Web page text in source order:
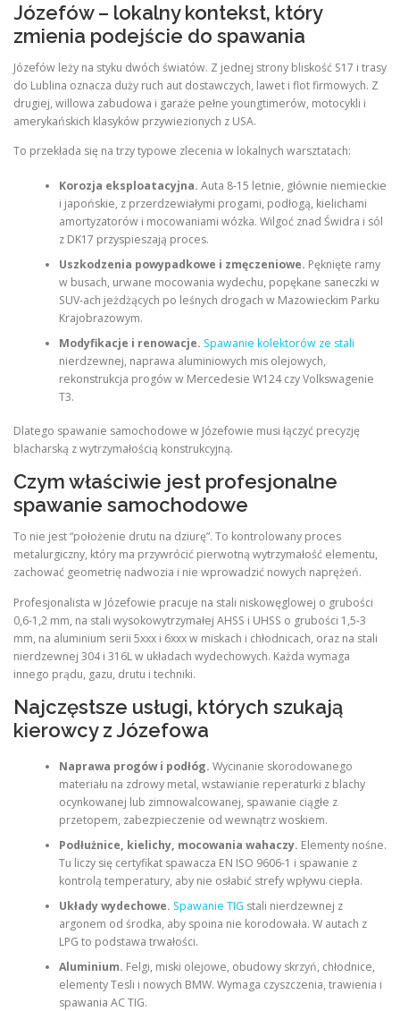
Józefów – lokalny kontekst, który
zmienia podejście do spawania
Józefów leży na styku dwóch światów. Z jednej strony bliskość S17 i trasy
do Lublina oznacza duży ruch aut dostawczych, lawet i flot firmowych. Z
drugiej, willowa zabudowa i garaże pełne youngtimerów, motocykli i
amerykańskich klasyków przywiezionych z USA.
To przekłada się na trzy typowe zlecenia w lokalnych warsztatach:
Korozja eksploatacyjna. Auta 8-15 letnie, głównie niemieckie
i japońskie, z przerdzewiałymi progami, podłogą, kielichami
amortyzatorów i mocowaniami wózka. Wilgoć znad Świdra i sól
z DK17 przyspieszają proces.
Uszkodzenia powypadkowe i zmęczeniowe. Pęknięte ramy
w busach, urwane mocowania wydechu, popękane saneczki w
SUV-ach jeżdżących po leśnych drogach w Mazowieckim Parku
Krajobrazowym.
Modyfikacje i renowacje. Spawanie kolektorów ze stali
nierdzewnej, naprawa aluminiowych mis olejowych,
rekonstrukcja progów w Mercedesie W124 czy Volkswagenie
T3.
Dlatego spawanie samochodowe w Józefowie musi łączyć precyzję
blacharską z wytrzymałością konstrukcyjną.
Czym właściwie jest profesjonalne
spawanie samochodowe
To nie jest “położenie drutu na dziurę”. To kontrolowany proces
metalurgiczny, który ma przywrócić pierwotną wytrzymałość elementu,
zachować geometrię nadwozia i nie wprowadzić nowych naprężeń.
Profesjonalista w Józefowie pracuje na stali niskowęglowej o grubości
0,6-1,2 mm, na stali wysokowytrzymałej AHSS i UHSS o grubości 1,5-3
mm, na aluminium serii 5xxx i 6xxx w miskach i chłodnicach, oraz na stali
nierdzewnej 304 i 316L w układach wydechowych. Każda wymaga
innego prądu, gazu, drutu i techniki.
Najczęstsze usługi, których szukają
kierowcy z Józefowa
Naprawa progów i podłóg. Wycinanie skorodowanego
materiału na zdrowy metal, wstawianie reperaturki z blachy
ocynkowanej lub zimnowalcowanej, spawanie ciągłe z
przetopem, zabezpieczenie od wewnątrz woskiem.
Podłużnice, kielichy, mocowania wahaczy. Elementy nośne.
Tu liczy się certyfikat spawacza EN ISO 9606-1 i spawanie z
kontrolą temperatury, aby nie osłabić strefy wpływu ciepła.
Układy wydechowe. Spawanie TIG stali nierdzewnej z
argonem od środka, aby spoina nie korodowała. W autach z
LPG to podstawa trwałości.
Aluminium. Felgi, miski olejowe, obudowy skrzyń, chłodnice,
elementy Tesli i nowych BMW. Wymaga czyszczenia, trawienia i
spawania AC TIG.